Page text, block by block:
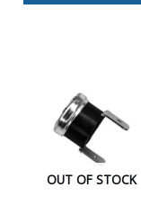
OUT OF STOCK